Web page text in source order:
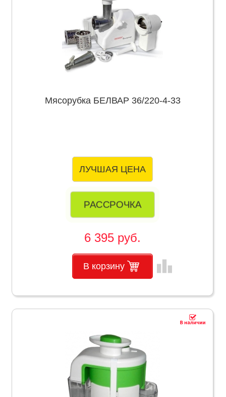
Мясорубка БЕЛВАР 36/220-4-33
ЛУЧШАЯ ЦЕНА
РАССРОЧКА
6 395 руб.
В корзину leaderboard